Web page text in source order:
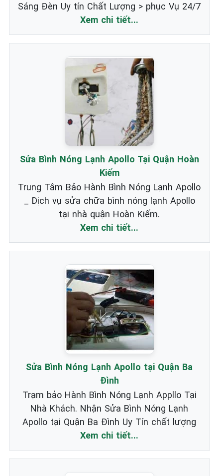
Sáng Đèn Uy tín Chất Lượng > phục Vụ 24/7
Xem chi tiết...
Sửa Bình Nóng Lạnh Apollo Tại Quận Hoàn
Kiếm
Trung Tâm Bảo Hành Bình Nóng Lạnh Apollo
_ Dịch vụ sửa chữa bình nóng lạnh Apollo
tại nhà quận Hoàn Kiếm.
Xem chi tiết...
Sửa Bình Nóng Lạnh Apollo tại Quận Ba
Đình
Trạm bảo Hành Bình Nóng Lạnh Appllo Tại
Nhà Khách. Nhận Sửa Bình Nóng Lạnh
Apollo tại Quận Ba Đình Uy Tín chất lượng
Xem chi tiết...